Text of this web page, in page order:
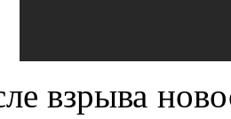
взрыва